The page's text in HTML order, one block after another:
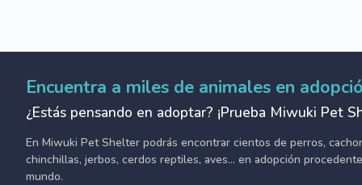
Encuentra a miles de animales en
¿Estás pensando en adoptar? ¡Prueba Miwuki Pet
En Miwuki Pet Shelter podrás encontrar cientos de perros,
chinchillas, jerbos, cerdos reptiles, aves... en adopción
mundo.